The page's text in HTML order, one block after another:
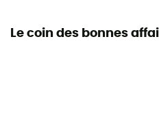
Le coin des bonnes